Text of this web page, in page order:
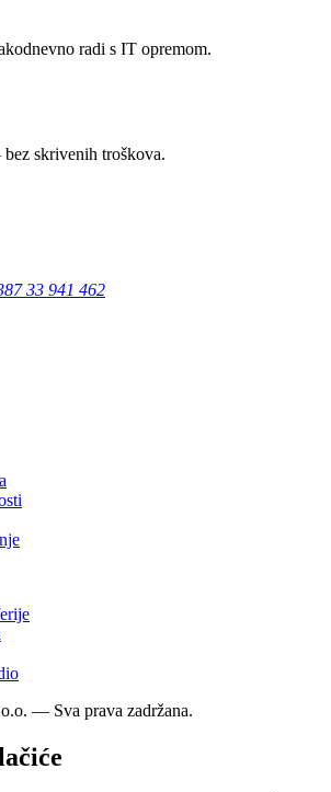
radi s IT opremom.
skrivenih troškova.
33 941 462
— Sva prava zadržana.